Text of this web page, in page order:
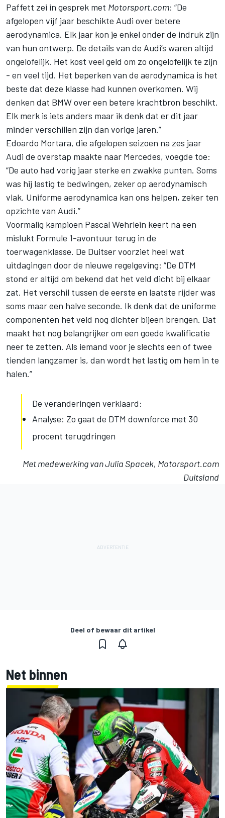
Paffett zei in gesprek met Motorsport.com: “De
afgelopen vijf jaar beschikte Audi over betere
aerodynamica. Elk jaar kon je enkel onder de indruk zijn
van hun ontwerp. De details van de Audi’s waren altijd
ongelofelijk. Het kost veel geld om zo ongelofelijk te zijn
- en veel tijd. Het beperken van de aerodynamica is het
beste dat deze klasse had kunnen overkomen. Wij
denken dat BMW over een betere krachtbron beschikt.
Elk merk is iets anders maar ik denk dat er dit jaar
minder verschillen zijn dan vorige jaren.”
Edoardo Mortara, die afgelopen seizoen na zes jaar
Audi de overstap maakte naar Mercedes, voegde toe:
“De auto had vorig jaar sterke en zwakke punten. Soms
was hij lastig te bedwingen, zeker op aerodynamisch
vlak. Uniforme aerodynamica kan ons helpen, zeker ten
opzichte van Audi.”
Voormalig kampioen Pascal Wehrlein keert na een
mislukt Formule 1-avontuur terug in de
toerwagenklasse. De Duitser voorziet heel wat
uitdagingen door de nieuwe regelgeving: “De DTM
stond er altijd om bekend dat het veld dicht bij elkaar
zat. Het verschil tussen de eerste en laatste rijder was
soms maar een halve seconde. Ik denk dat de uniforme
componenten het veld nog dichter bijeen brengen. Dat
maakt het nog belangrijker om een goede kwalificatie
neer te zetten. Als iemand voor je slechts een of twee
tienden langzamer is, dan wordt het lastig om hem in te
halen.”
De veranderingen verklaard:
Analyse: Zo gaat de DTM downforce met 30
procent terugdringen
Met medewerking van Julia Spacek, Motorsport.com
Duitsland
Deel of bewaar dit artikel
Net binnen